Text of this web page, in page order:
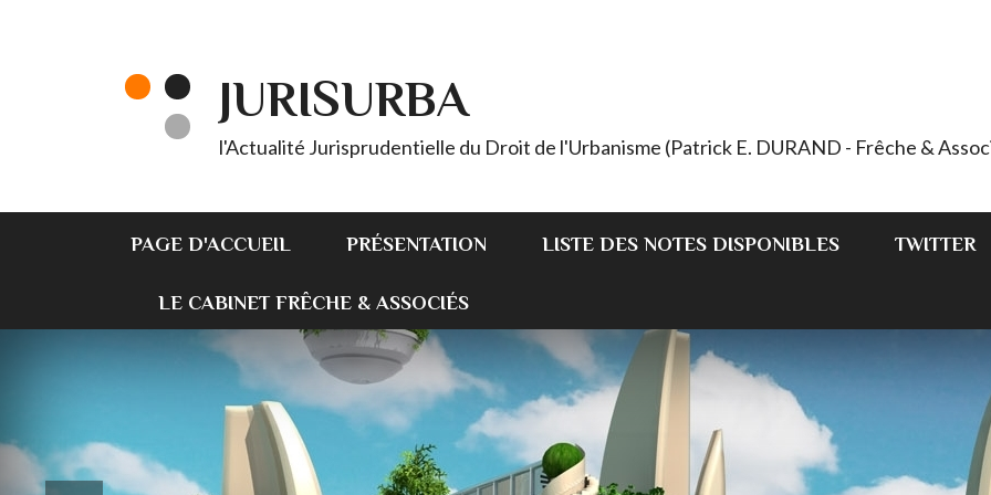
JURISURBA
l'Actualité Jurisprudentielle du Droit de l'Urbanisme (Patrick E. DURAND - Frêche &
PAGE D'ACCUEIL PRÉSENTATION LISTE DES NOTES DISPONIBLES TWITTER
LE CABINET FRÊCHE & ASSOCIÉS